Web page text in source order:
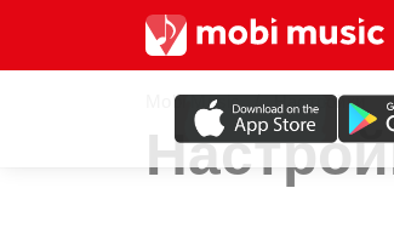
Mobi Music Настройки